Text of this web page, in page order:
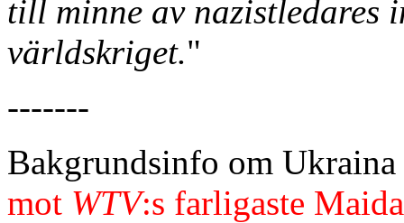
till minne av nazistledares
världskriget."
-------
Bakgrundsinfo om
mot WTV:s farligaste